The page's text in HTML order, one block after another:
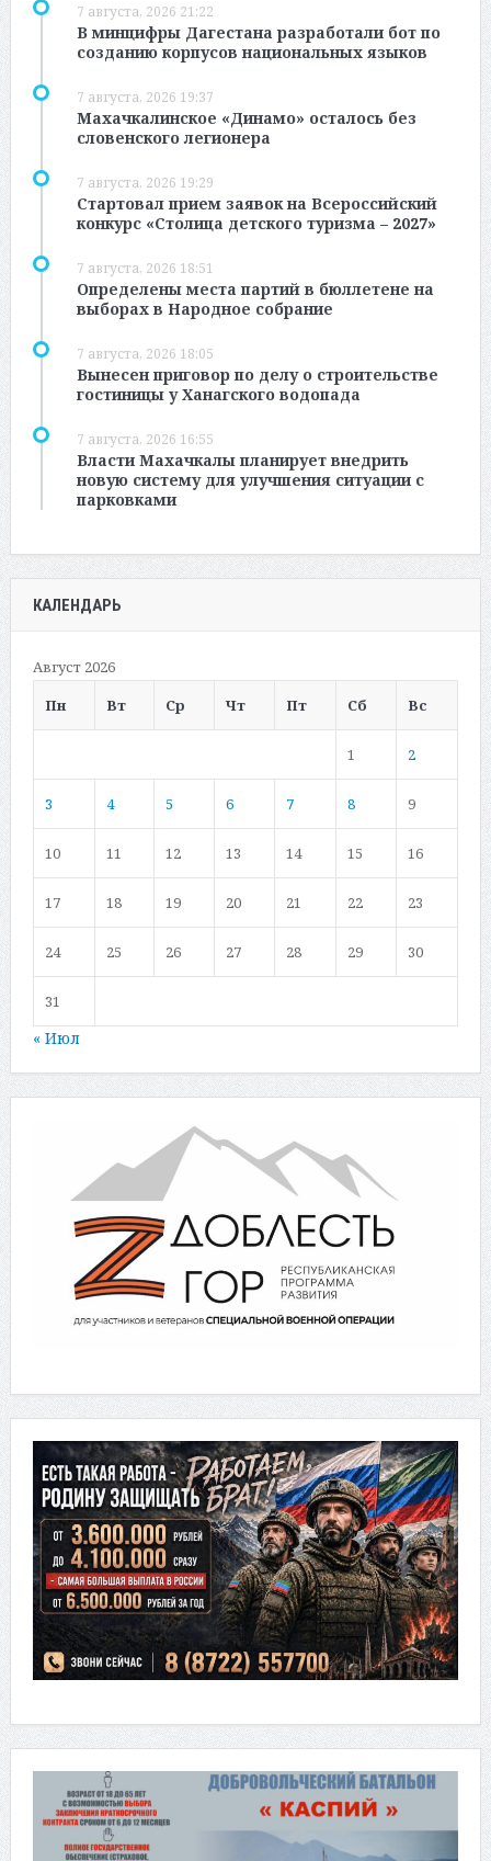
7 августа, 2026 21:22
В минцифры Дагестана разработали бот по
созданию корпусов национальных языков
7 августа, 2026 19:37
Махачкалинское «Динамо» осталось без
словенского легионера
7 августа, 2026 19:29
Стартовал прием заявок на Всероссийский
конкурс «Столица детского туризма – 2027»
7 августа, 2026 18:51
Определены места партий в бюллетене на
выборах в Народное собрание
7 августа, 2026 18:05
Вынесен приговор по делу о строительстве
гостиницы у Ханагского водопада
7 августа, 2026 16:55
Власти Махачкалы планирует внедрить
новую систему для улучшения ситуации с
парковками
КАЛЕНДАРЬ
Август 2026
Пн
Вт Ср Чт Пт Сб Вс
1 2
3 4 5 6 7 8 9
10 11 12 13 14 15 16
17 18 19 20 21 22 23
24 25 26 27 28 29 30
31
« Июл